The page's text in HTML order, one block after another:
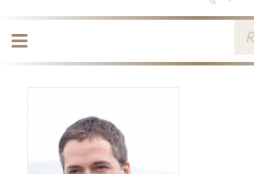
LES ÉDITIONS
LA LIBRAIRIE
MÉDIATHÈQUE
NOUVEAUTÉS / À PARAÎTRE